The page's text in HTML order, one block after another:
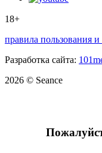
18+
правила пользования
Разработка сайта:
2026 © Seance